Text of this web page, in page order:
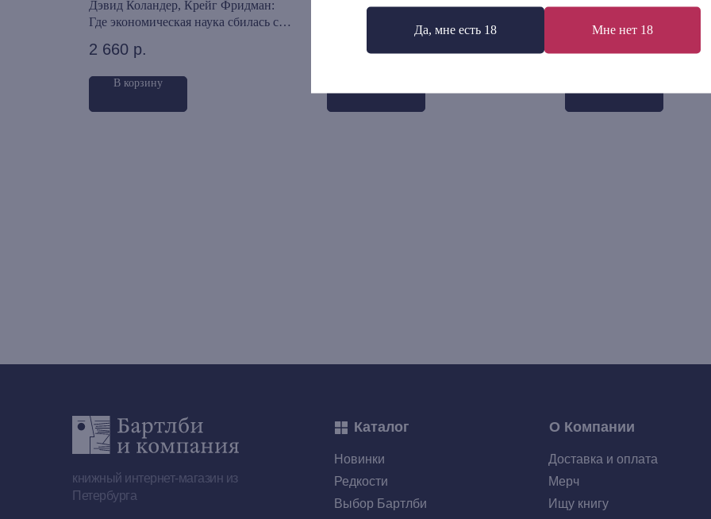
Да, мне есть 18 Мне нет 18
Дэвид Коландер, Крейг Фридман:
Где экономическая наука сбилась с
классического либерализма
2 660 р.
В корзину
Георг Фридрих Кнапп:
р.
Вольфганг Штрик:
демократического
445 р.
книжный интернет-магазин из
Петербурга
О Компании
Каталог
Ищу книгу
Мерч
Доставка и оплата
Выбор Бартлби
Редкости
Новинки